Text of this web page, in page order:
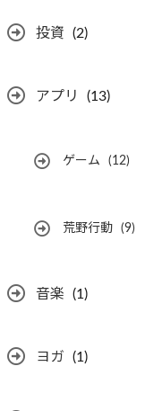
投資 (2)
アプリ (13)
ゲーム (12)
荒野行動 (9)
音楽 (1)
ヨガ (1)